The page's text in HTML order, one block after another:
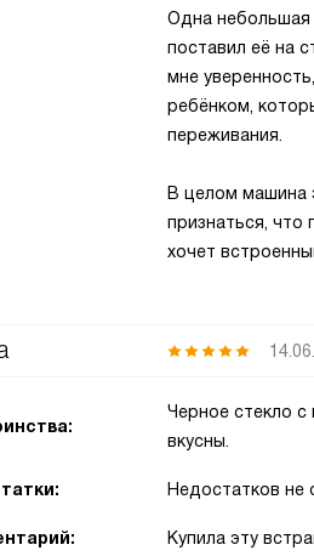
Одна небольшая
поставил её на
мне
ребёнком,
переживания.
В целом машина
признаться, что
хочет
Черное стекло
вкусны.
Недостатков не
Купила эту